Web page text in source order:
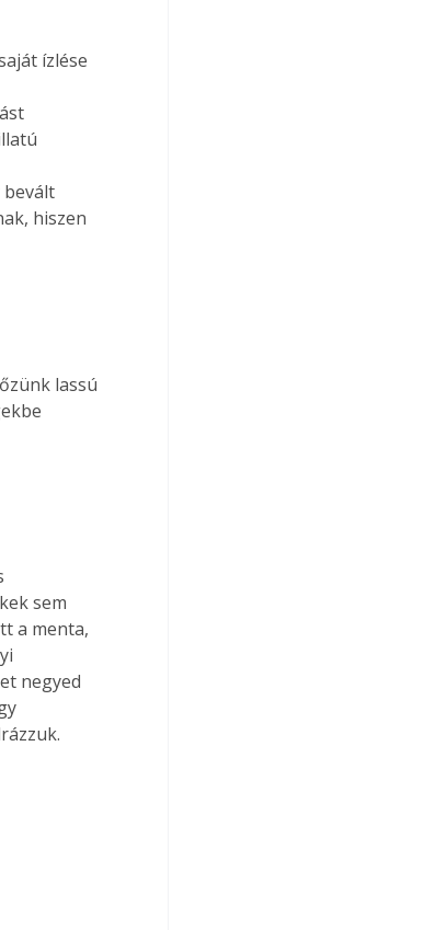
ízlése
bevált
hiszen
lassú
sem
a menta,
negyed